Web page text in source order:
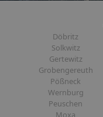
Döbritz
Solkwitz
Gertewitz
Grobengereuth
Pößneck
Wernburg
Peuschen